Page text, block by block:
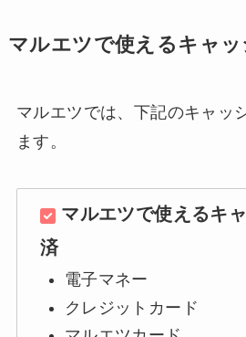
マルエツで使えるキャ
マルエツでは、下記のキャッ
ます。
マルエツで使えるキ
済
電子マネー
クレジットカード